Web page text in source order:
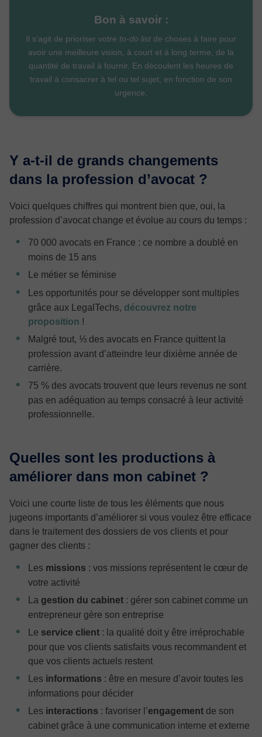
Bon à savoir :
Il s’agit de prioriser votre to-do list de choses à faire pour
avoir une meilleure vision, à court et à long terme, de la
quantité de travail à fournir. En découlent les heures de
travail à consacrer à tel ou tel sujet, en fonction de son
urgence.
Y a-t-il de grands changements
dans la profession d’avocat ?
Voici quelques chiffres qui montrent bien que, oui, la
profession d’avocat change et évolue au cours du temps :
70 000 avocats en France : ce nombre a doublé en
moins de 15 ans
Le métier se féminise
Les opportunités pour se développer sont multiples
grâce aux LegalTechs, découvrez notre
proposition !
Malgré tout, ⅓ des avocats en France quittent la
profession avant d’atteindre leur dixième année de
carrière.
75 % des avocats trouvent que leurs revenus ne sont
pas en adéquation au temps consacré à leur activité
professionnelle.
Quelles sont les productions à
améliorer dans mon cabinet ?
Voici une courte liste de tous les éléments que nous
jugeons importants d’améliorer si vous voulez être efficace
dans le traitement des dossiers de vos clients et pour
gagner des clients :
Les missions : vos missions représentent le cœur de
votre activité
La gestion du cabinet : gérer son cabinet comme un
entrepreneur gère son entreprise
Le service client : la qualité doit y être irréprochable
pour que vos clients satisfaits vous recommandent et
que vos clients actuels restent
Les informations : être en mesure d’avoir toutes les
informations pour décider
Les interactions : favoriser l’engagement de son
cabinet grâce à une communication interne et externe